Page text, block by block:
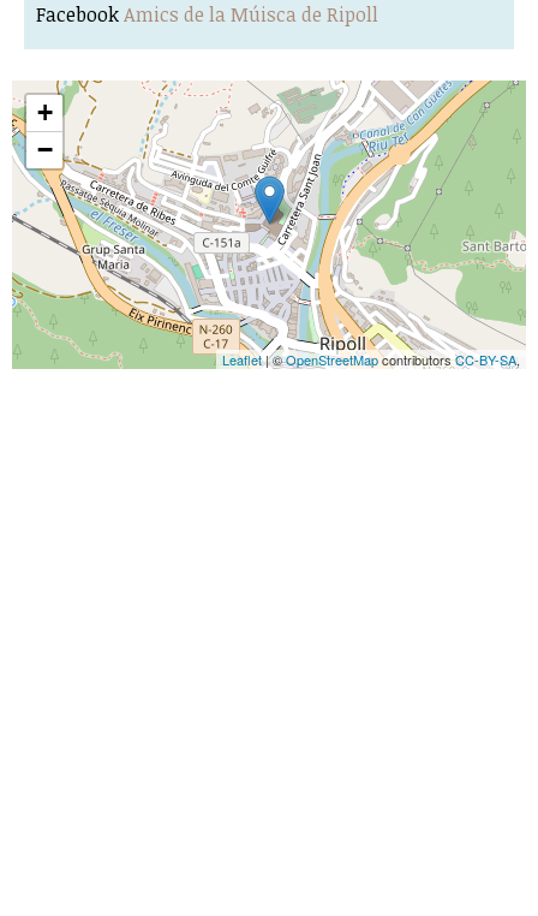
FacebookAmics de la Múisca de Ripoll
+
−
Leaflet| ©OpenStreetMapcontributorsCC-BY-SA,